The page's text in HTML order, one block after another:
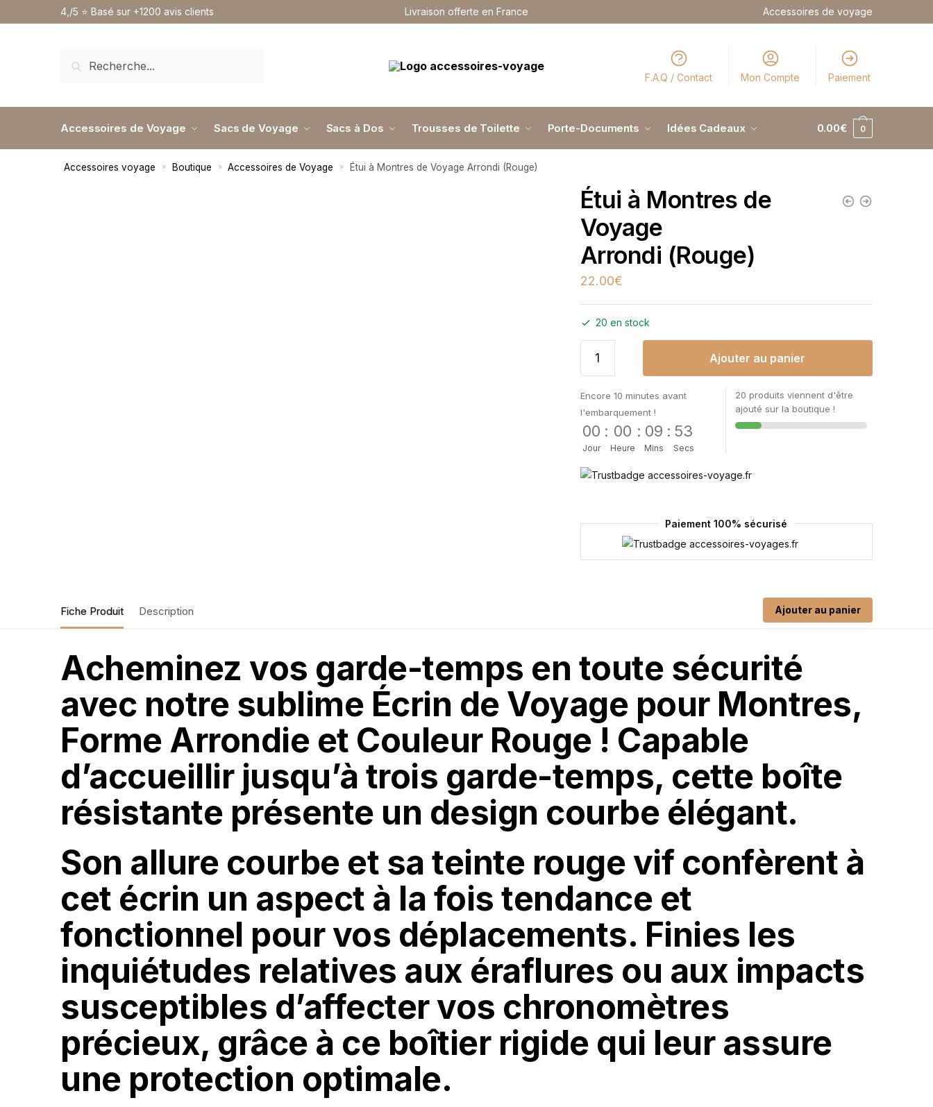
4,/5 ⭐️ Basé sur +1200 avis clients Livraison offerte en France Accessoires de voyage
F.A.Q / Contact Mon Compte Paiement
Accessoires de Voyage Sacs de Voyage Sacs à Dos Trousses de Toilette Porte-Documents Idées Cadeaux 0.00€ 0
Accessoires voyage » Boutique » Accessoires de Voyage » Étui à Montres de Voyage Arrondi (Rouge)
Étui à Montres de
Voyage
Arrondi (Rouge)
22.00€
20 en stock
Ajouter au panier
Encore 10 minutes avant
l'embarquement !
00
Jour
: 00
Heure
: 09
Mins
: 52
Secs
20 produits viennent d'être
ajouté sur la boutique !
Paiement 100% sécurisé
Fiche Produit Description Ajouter au panier
Acheminez vos garde-temps en toute sécurité
avec notre sublime Écrin de Voyage pour Montres,
Forme Arrondie et Couleur Rouge ! Capable
d’accueillir jusqu’à trois garde-temps, cette boîte
résistante présente un design courbe élégant.
Son allure courbe et sa teinte rouge vif confèrent à
cet écrin un aspect à la fois tendance et
fonctionnel pour vos déplacements. Finies les
inquiétudes relatives aux éraflures ou aux impacts
susceptibles d’affecter vos chronomètres
précieux, grâce à ce boîtier rigide qui leur assure
une protection optimale.